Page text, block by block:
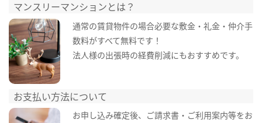
マンスリーマンションとは？
通常の賃貸物件の場合必要な敷金・礼金・仲介手
数料がすべて無料です！
法人様の出張時の経費削減にもおすすめです。
お支払い方法について
お申し込み確定後、ご請求書・ご利用案内等をお